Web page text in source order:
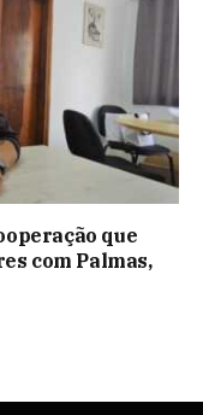
que
com Palmas,